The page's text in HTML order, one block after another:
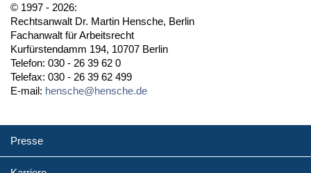
© 1997 - 2026:
Rechtsanwalt Dr. Martin Hensche, Berlin
Fachanwalt für Arbeitsrecht
Kurfürstendamm 194, 10707 Berlin
Telefon: 030 - 26 39 62 0
Telefax: 030 - 26 39 62 499
E-mail: hensche@hensche.de
Presse